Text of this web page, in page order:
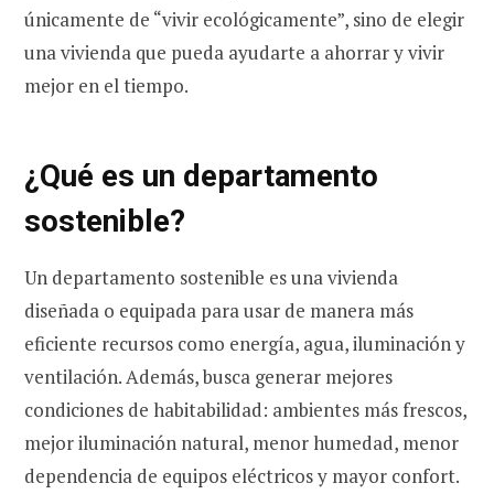
únicamente de “vivir ecológicamente”, sino de elegir
una vivienda que pueda ayudarte a ahorrar y vivir
mejor en el tiempo.
¿Qué es un departamento
sostenible?
Un departamento sostenible es una vivienda
diseñada o equipada para usar de manera más
eficiente recursos como energía, agua, iluminación y
ventilación. Además, busca generar mejores
condiciones de habitabilidad: ambientes más frescos,
mejor iluminación natural, menor humedad, menor
dependencia de equipos eléctricos y mayor confort.